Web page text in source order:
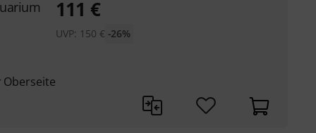
111 €
UVP: 150 € -26%